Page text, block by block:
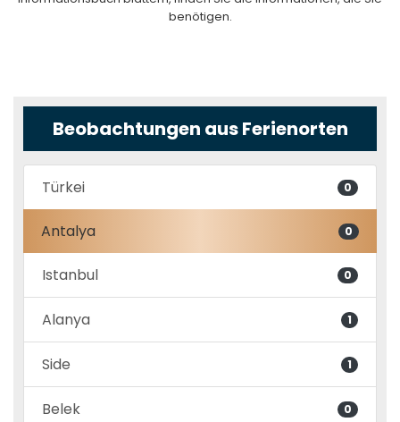
benötigen.
Beobachtungen aus Ferienorten
Türkei 0
Antalya 0
Istanbul 0
Alanya 1
Side 1
Belek 0